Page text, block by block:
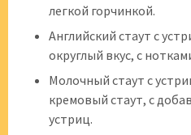
легкой горчинкой.
Английский стаут с
округлый вкус, с
Молочный стаут с
кремовый стаут, с
устриц.